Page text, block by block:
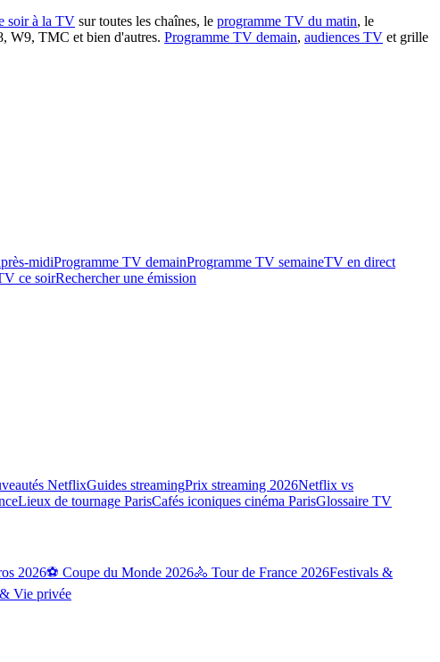
soir à la TV sur toutes les chaînes, le programme TV du matin, le
W9, TMC et bien d'autres. Programme TV demain, audiences TV et grille
midiProgramme TV demainProgramme TV semaineTV en direct
ce soirRechercher une émission
NetflixGuides streamingPrix streaming 2026Netflix vs
Lieux de tournage ParisCafés iconiques cinéma ParisGlossaire TV
2026⚽ Coupe du Monde 2026🚴 Tour de France 2026Festivals &
Vie privée